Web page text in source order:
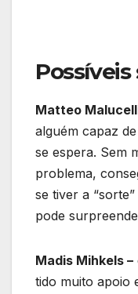
Matteo
alguém capaz
se espera. Sem
problema,
se tiver a
pode
Madis Mihkels –
tido muito apoio